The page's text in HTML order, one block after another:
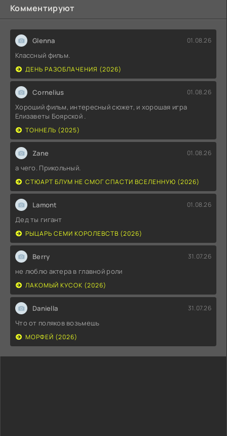
Комментируют
Glenna 01.08.26
Классный фильм.
ДЕНЬ РАЗОБЛАЧЕНИЯ (2026)
Cornelius 01.08.26
Хороший фильм, интересный сюжет, и хорошая игра
Елизаветы Боярской .
ТОННЕЛЬ (2025)
Zane 01.08.26
а чего. Прикольный.
СТЮАРТ БЛУМ НЕ СМОГ СПАСТИ ВСЕЛЕННУЮ (2026)
Lamont 01.08.26
Дед ты гигант
РЫЦАРЬ СЕМИ КОРОЛЕВСТВ (2026)
Berry 31.07.26
не люблю актера в главной роли
ЛАКОМЫЙ КУСОК (2026)
Daniella 31.07.26
Что от поляков возьмешь
МОРФЕЙ (2026)